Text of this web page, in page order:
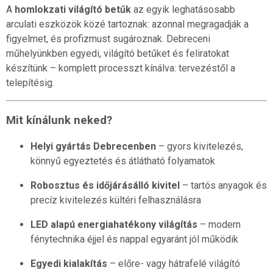
A homlokzati világító betűk az egyik leghatásosabb
arculati eszközök közé tartoznak: azonnal megragadják a
figyelmet, és profizmust sugároznak. Debreceni
műhelyünkben egyedi, világító betűket és feliratokat
készítünk – komplett processzt kínálva: tervezéstől a
telepítésig.
Mit kínálunk neked?
Helyi gyártás Debrecenben – gyors kivitelezés,
könnyű egyeztetés és átlátható folyamatok
Robosztus és időjárásálló kivitel – tartós anyagok és
precíz kivitelezés kültéri felhasználásra
LED alapú energiahatékony világítás – modern
fénytechnika éjjel és nappal egyaránt jól működik
Egyedi kialakítás – előre- vagy hátrafelé világító